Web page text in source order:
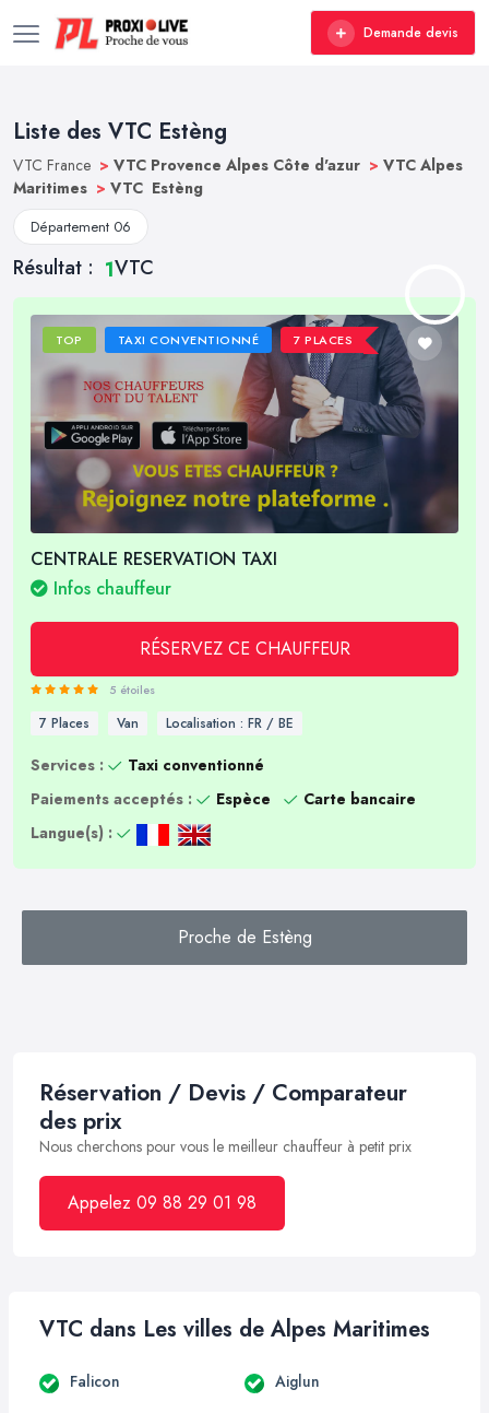
Demande devis
Liste des VTC Estèng
VTC France > VTC Provence Alpes Côte d'azur > VTC Alpes
Maritimes > VTC Estèng
Département 06
Résultat : 1VTC
TOP TAXI CONVENTIONNÉ 7 PLACES
CENTRALE RESERVATION TAXI
Infos chauffeur
RÉSERVEZ CE CHAUFFEUR
5 étoiles
7 Places Van Localisation : FR / BE
Services :
Taxi conventionné
Paiements acceptés :
Espèce
Carte bancaire
Langue(s) :
Proche de Estèng
Réservation / Devis / Comparateur
des prix
Nous cherchons pour vous le meilleur chauffeur à petit prix
Appelez 09 88 29 01 98
VTC dans Les villes de Alpes Maritimes
Falicon Aiglun